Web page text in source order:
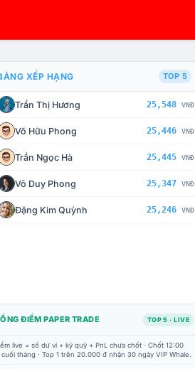
CHẾ TÀI XỬ LÝ VI PHẠM
XẾP HẠNG TOP 5
Trần Thị Hương 25,548 VNĐ
Võ Hữu Phong 25,446 VNĐ
Trần Ngọc Hà 25,445 VNĐ
Võ Duy Phong 25,347 VNĐ
Đặng Kim Quỳnh 25,246 VNĐ
ĐIỂM PAPER TRADE TOP 5 · LIVE
live = số dư ví + ký quỹ + PnL chưa chốt · Chốt 12:00
tháng · Top 1 trên 20.000 đ nhận 30 ngày VIP Whale.